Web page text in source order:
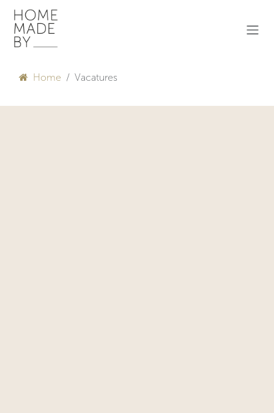
Overslaan naar inhoud
Home Vacatures